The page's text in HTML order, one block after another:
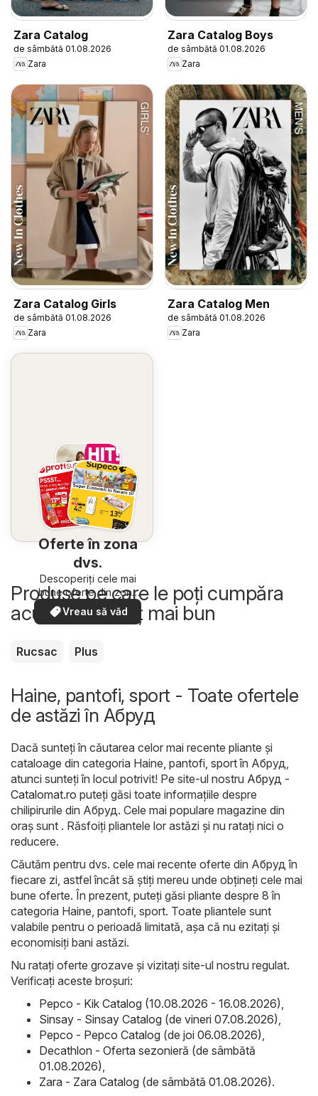
Zara Catalog
de sâmbătă 01.08.2026
Zara
Zara Catalog Boys
de sâmbătă 01.08.2026
Zara
Zara Catalog Girls
de sâmbătă 01.08.2026
Zara
Zara Catalog Men
de sâmbătă 01.08.2026
Zara
Oferte în zona
dvs.
Descoperiți cele mai
bune oferte din zona
dumneavoastră
Vreau să văd
Produse pe care le poți cumpăra
acum la un preț mai bun
Rucsac Plus
Haine, pantofi, sport - Toate ofertele
de astăzi în Абруд
Dacă sunteți în căutarea celor mai recente pliante și
cataloage din categoria Haine, pantofi, sport în Абруд,
atunci sunteți în locul potrivit! Pe site-ul nostru Абруд -
Catalomat.ro puteți găsi toate informațiile despre
chilipirurile din Абруд. Cele mai populare magazine din
oraș sunt . Răsfoiți pliantele lor astăzi și nu ratați nici o
reducere.
Căutăm pentru dvs. cele mai recente oferte din Абруд în
fiecare zi, astfel încât să știți mereu unde obțineți cele mai
bune oferte. În prezent, puteți găsi pliante despre 8 în
categoria Haine, pantofi, sport. Toate pliantele sunt
valabile pentru o perioadă limitată, așa că nu ezitați și
economisiți bani astăzi.
Nu ratați oferte grozave și vizitați site-ul nostru regulat.
Verificați aceste broșuri:
Pepco - Kik Catalog (10.08.2026 - 16.08.2026)
Sinsay - Sinsay Catalog (de vineri 07.08.2026)
Pepco - Pepco Catalog (de joi 06.08.2026)
Decathlon - Oferta sezonieră (de sâmbătă
01.08.2026)
Zara - Zara Catalog (de sâmbătă 01.08.2026).